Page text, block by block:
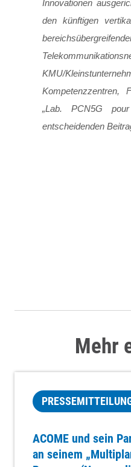
Innovationen
den künftigen
KMU/
Kompetenzzentren,
„Lab. PCN5G
entscheidenden
Mehr
ACOME und sein
an seinem